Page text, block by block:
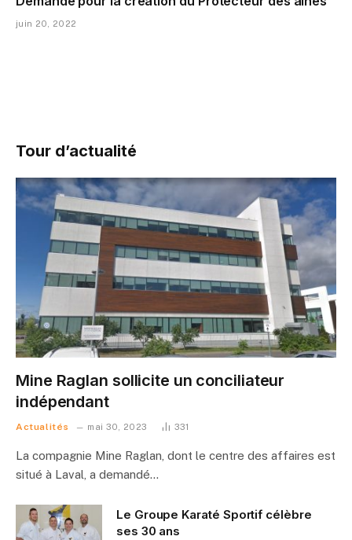
juin 20, 2022
Tour d’actualité
Mine Raglan sollicite un conciliateur
indépendant
Actualités mai 30, 2023 331
La compagnie Mine Raglan, dont le centre des affaires est
situé à Laval, a demandé…
Le Groupe Karaté Sportif célèbre
ses 30 ans